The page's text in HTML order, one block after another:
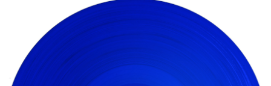
Economia
Altrecose
Mondiali calcio 2026